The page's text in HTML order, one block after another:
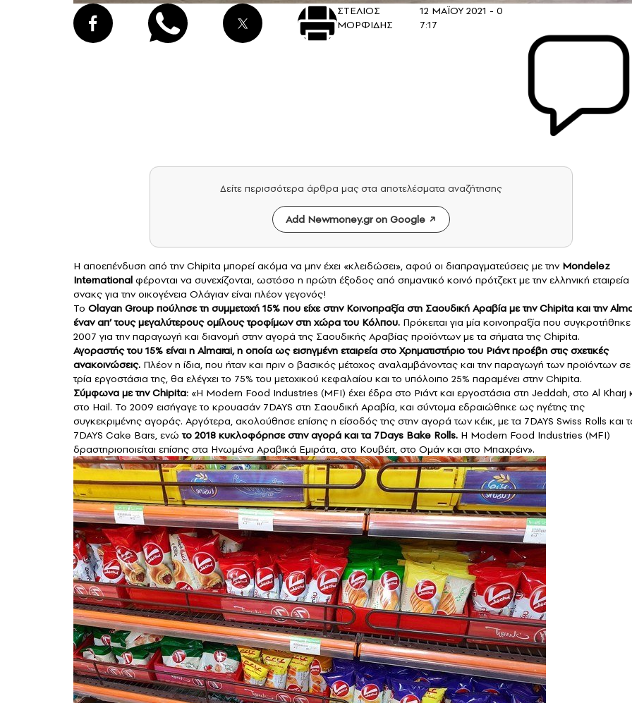
ΣΤΕΛΙΟΣ
ΜΟΡΦΙΔΗΣ
12 ΜΑΪΟΥ 2021 -
7:17
0
Δείτε περισσότερα άρθρα μας στα αποτελέσματα αναζήτησης
Add Newmoney.gr on Google
Η αποεπένδυση από τηνChipita μπορεί ακόμα να μην έχει «κλειδώσει», αφού οι διαπραγματεύσεις με την Mondelez
International φέρονται να συνεχίζονται, ωστόσο η πρώτη έξοδος από σημαντικό κοινό πρότζεκτ με την ελληνική εταιρεία
σνακς για την οικογένεια Ολάγιαν είναι πλέον γεγονός!
Το Olayan Group πούλησε τη συμμετοχή 15% που είχε στην Κοινοπραξία στη Σαουδική Αραβία με την Chipita και την
έναν απ’ τους μεγαλύτερους ομίλους τροφίμων στη χώρα του Κόλπου. Πρόκειται για μία κοινοπραξία που
2007 για την παραγωγή και διανομή στην αγορά της Σαουδικής Αραβίας προϊόντων με τα σήματα της Chipita.
Αγοραστής του 15% είναι η Almarai, η οποία ως εισηγμένη εταιρεία στο Χρηματιστήριο του Ριάντ προέβη στις σχετικές
ανακοινώσεις. Πλέον η ίδια, που ήταν και πριν ο βασικός μέτοχος αναλαμβάνοντας και την παραγωγή των προϊόντων σε
τρία εργοστάσια της, θα ελέγχει το 75% του μετοχικού κεφαλαίου και το υπόλοιπο 25% παραμένει στην Chipita.
Σύμφωνα με την Chipita: «Η Modern Food Industries (MFI) έχει έδρα στο Ριάντ και εργοστάσια στη Jeddah, στο Al Kharj
στο Hail. Το 2009 εισήγαγε το κρουασάν 7DAYS στη Σαουδική Αραβία, και σύντομα εδραιώθηκε ως ηγέτης της
συγκεκριμένης αγοράς. Αργότερα, ακολούθησε επίσης η είσοδός της στην αγορά των κέικ, με τα 7DAYS Swiss Rolls και
7DAYS Cake Bars, ενώτο 2018 κυκλοφόρησε στην αγορά και τα 7Days Bake Rolls. Η Modern Food Industries (MFI)
δραστηριοποιείται επίσης στα Ηνωμένα Αραβικά Εμιράτα, στο Κουβέιτ, στο Ομάν και στο Μπαχρέιν».